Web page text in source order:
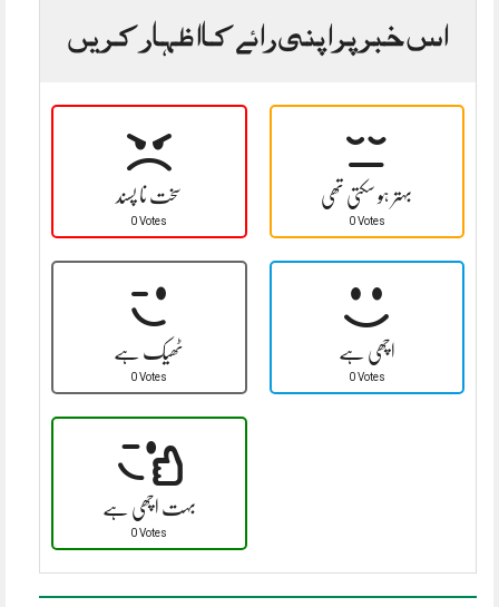
اس خبر پر اپنی رائے کا اظہار کریں
سخت نا پسند
0 Votes
بہتر ہو سکتی تھی
0 Votes
ٹھیک ہے
0 Votes
اچھی ہے
0 Votes
بہت اچھی ہے
0 Votes